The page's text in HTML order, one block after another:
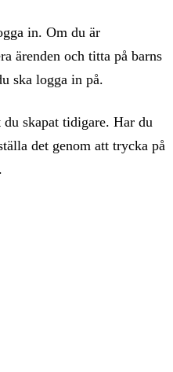
in. Om du är
ärenden och titta på barns
ska logga in på.
skapat tidigare. Har du
det genom att trycka på